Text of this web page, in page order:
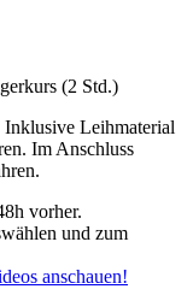
(2 Std.)
Leihmaterial
Im Anschluss
vorher.
und zum
anschauen!